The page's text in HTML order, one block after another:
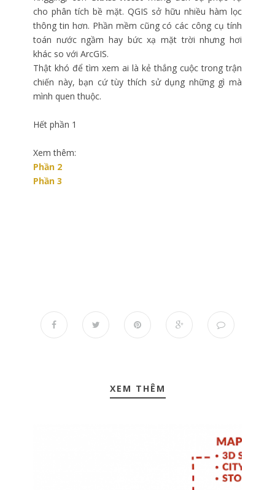
cho phân tích bề mặt. QGIS sở hữu nhiều hàm lọc
thông tin hơn. Phần mềm cũng có các công cụ tính
toán nước ngầm hay bức xạ mặt trời nhưng hơi
khác so với ArcGIS.
Thật khó để tìm xem ai là kẻ thắng cuộc trong trận
chiến này, bạn cứ tùy thích sử dụng những gì mà
mình quen thuộc.
Hết phần 1
Xem thêm:
Phần 2
Phần 3
XEM THÊM